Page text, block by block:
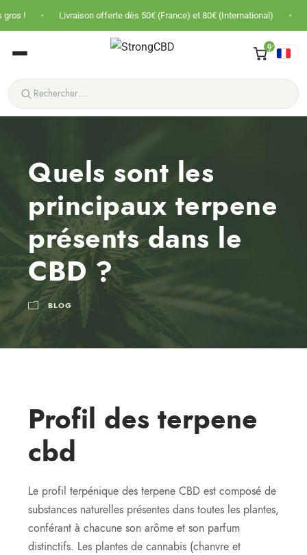
Livraison offerte dès 50€ (France) et 80€ (International) • Prix nets ·
0
Quels sont les
principaux terpene
présents dans le
CBD ?
BLOG
Profil des terpene
cbd
Le profil terpénique des terpene CBD est composé de
substances naturelles présentes dans toutes les plantes,
conférant à chacune son arôme et son parfum
distinctifs. Les plantes de cannabis (chanvre et